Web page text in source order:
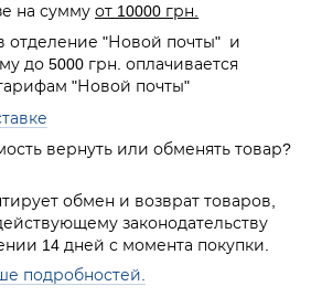
на сумму от 10000 грн.
отделение "Новой почты" и
до 5000 грн. оплачивается
"Новой почты"
вернуть или обменять товар?
обмен и возврат товаров,
законодательству
14 дней с момента покупки.
подробностей.